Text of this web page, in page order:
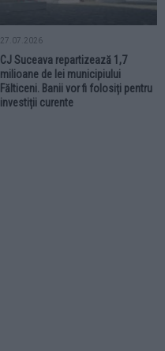
27.07.2026
CJ Suceava repartizează 1,7
milioane de lei municipiului
Fălticeni. Banii vor fi folosiți pentru
investiții curente